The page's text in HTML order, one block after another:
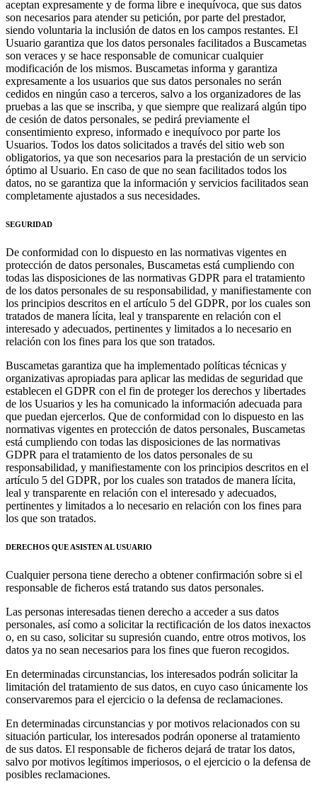
aceptan expresamente y de forma libre e inequívoca, que sus datos
son necesarios para atender su petición, por parte del prestador,
siendo voluntaria la inclusión de datos en los campos restantes. El
Usuario garantiza que los datos personales facilitados a Buscametas
son veraces y se hace responsable de comunicar cualquier
modificación de los mismos. Buscametas informa y garantiza
expresamente a los usuarios que sus datos personales no serán
cedidos en ningún caso a terceros, salvo a los organizadores de las
pruebas a las que se inscriba, y que siempre que realizará algún tipo
de cesión de datos personales, se pedirá previamente el
consentimiento expreso, informado e inequívoco por parte los
Usuarios. Todos los datos solicitados a través del sitio web son
obligatorios, ya que son necesarios para la prestación de un servicio
óptimo al Usuario. En caso de que no sean facilitados todos los
datos, no se garantiza que la información y servicios facilitados sean
completamente ajustados a sus necesidades.
SEGURIDAD
De conformidad con lo dispuesto en las normativas vigentes en
protección de datos personales, Buscametas está cumpliendo con
todas las disposiciones de las normativas GDPR para el tratamiento
de los datos personales de su responsabilidad, y manifiestamente con
los principios descritos en el artículo 5 del GDPR, por los cuales son
tratados de manera lícita, leal y transparente en relación con el
interesado y adecuados, pertinentes y limitados a lo necesario en
relación con los fines para los que son tratados.
Buscametas garantiza que ha implementado políticas técnicas y
organizativas apropiadas para aplicar las medidas de seguridad que
establecen el GDPR con el fin de proteger los derechos y libertades
de los Usuarios y les ha comunicado la información adecuada para
que puedan ejercerlos. Que de conformidad con lo dispuesto en las
normativas vigentes en protección de datos personales, Buscametas
está cumpliendo con todas las disposiciones de las normativas
GDPR para el tratamiento de los datos personales de su
responsabilidad, y manifiestamente con los principios descritos en el
artículo 5 del GDPR, por los cuales son tratados de manera lícita,
leal y transparente en relación con el interesado y adecuados,
pertinentes y limitados a lo necesario en relación con los fines para
los que son tratados.
DERECHOS QUE ASISTEN AL USUARIO
Cualquier persona tiene derecho a obtener confirmación sobre si el
responsable de ficheros está tratando sus datos personales.
Las personas interesadas tienen derecho a acceder a sus datos
personales, así como a solicitar la rectificación de los datos inexactos
o, en su caso, solicitar su supresión cuando, entre otros motivos, los
datos ya no sean necesarios para los fines que fueron recogidos.
En determinadas circunstancias, los interesados podrán solicitar la
limitación del tratamiento de sus datos, en cuyo caso únicamente los
conservaremos para el ejercicio o la defensa de reclamaciones.
En determinadas circunstancias y por motivos relacionados con su
situación particular, los interesados podrán oponerse al tratamiento
de sus datos. El responsable de ficheros dejará de tratar los datos,
salvo por motivos legítimos imperiosos, o el ejercicio o la defensa de
posibles reclamaciones.